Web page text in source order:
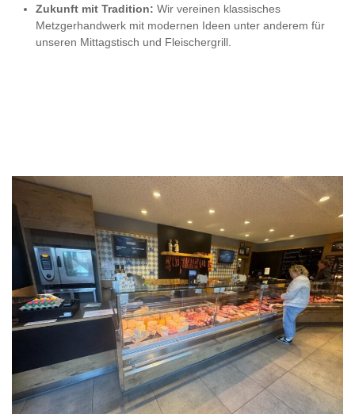
Zukunft mit Tradition: Wir vereinen klassisches
Metzgerhandwerk mit modernen Ideen unter anderem für
unseren Mittagstisch und Fleischergrill.